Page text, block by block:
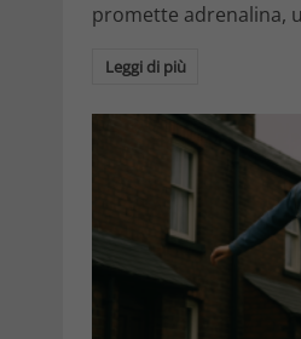
promette adrenalina,
Leggi di più